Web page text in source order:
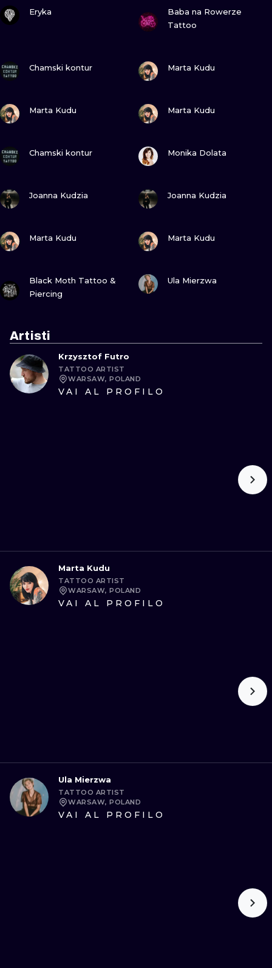
Eryka
Baba na Rowerze
Tattoo
Chamski kontur Marta Kudu
Marta Kudu Marta Kudu
Chamski kontur Monika Dolata
Joanna Kudzia Joanna Kudzia
Marta Kudu Marta Kudu
Black Moth Tattoo &
Piercing
Ula Mierzwa
Artisti
Krzysztof Futro
TATTOO ARTIST
WARSAW, POLAND
VAI AL PROFILO
Marta Kudu
TATTOO ARTIST
WARSAW, POLAND
VAI AL PROFILO
Ula Mierzwa
TATTOO ARTIST
WARSAW, POLAND
VAI AL PROFILO